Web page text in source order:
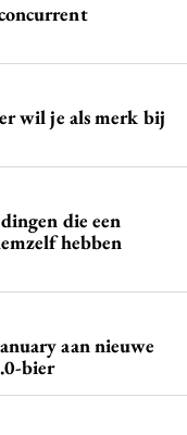
wil je als merk bij
die een
hebben
aan nieuwe
bier